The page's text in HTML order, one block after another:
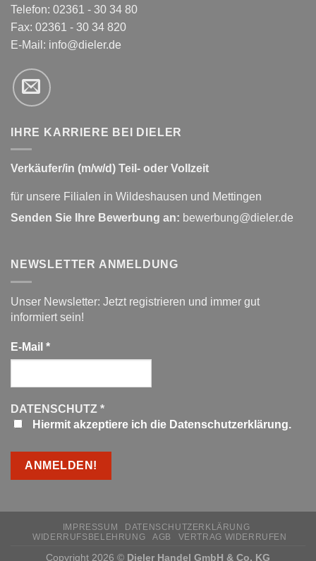
Telefon: 02361 - 30 34 80
Fax: 02361 - 30 34 820
E-Mail: info@dieler.de
IHRE KARRIERE BEI DIELER
Verkäufer/in (m/w/d) Teil- oder Vollzeit
für unsere Filialen in Wildeshausen und Mettingen
Senden Sie Ihre Bewerbung an: bewerbung@dieler.de
NEWSLETTER ANMELDUNG
Unser Newsletter: Jetzt registrieren und immer gut
informiert sein!
E-Mail *
DATENSCHUTZ *
Hiermit akzeptiere ich die Datenschutzerklärung.
IMPRESSUM
DATENSCHUTZERKLÄRUNG
WIDERRUFSBELEHRUNG
AGB VERTRAG WIDERRUFEN
Copyright 2026 © Dieler Handel GmbH & Co. KG